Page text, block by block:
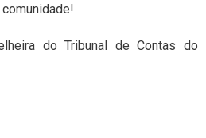
do Tribunal de Contas do